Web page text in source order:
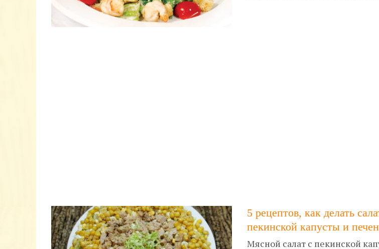
5 рецептов, как делать
пекинской капусты и
Мясной салат с пекинской